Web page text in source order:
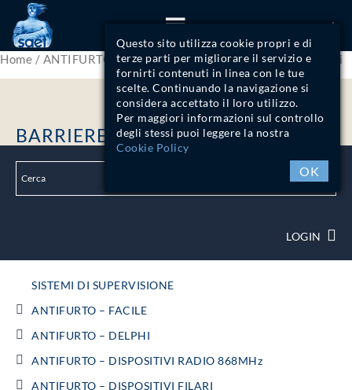
Questo sito utilizza cookie propri e di
terze parti per migliorare il servizio e
fornirti contenuti in linea con le tue
scelte. Continuando la navigazione si
considera accettato il loro utilizzo.
Per maggiori informazioni sul controllo
degli stessi puoi leggere la nostra
Cookie Policy
OK
Home / ANTIFURTO - DISPOSITIVI FILARI/ Barriere IR attivi
BARRIERE IR ATTIVI
LOGIN
SISTEMI DI SUPERVISIONE
ANTIFURTO – FACILE
ANTIFURTO – DELPHI
ANTIFURTO – DISPOSITIVI RADIO 868MHz
ANTIFURTO – DISPOSITIVI FILARI